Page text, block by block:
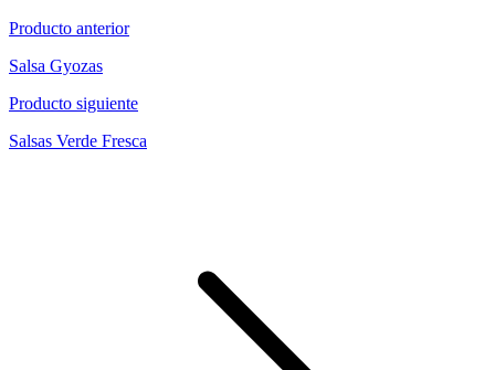
Producto anterior
Salsa Gyozas
Producto siguiente
Salsas Verde Fresca